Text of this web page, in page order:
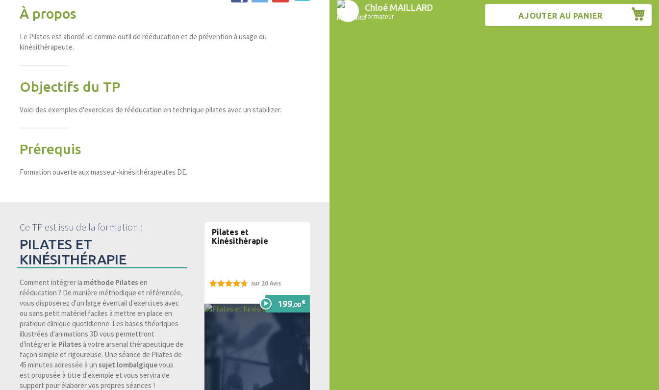
Chloé MAILLARD
formateur AJOUTER AU PANIER
À propos
Le Pilates est abordé ici comme outil de rééducation et de prévention à usage du
kinésithérapeute.
Objectifs du TP
Voici des exemples d'exercices de rééducation en technique pilates avec un stabilizer.
Prérequis
Formation ouverte aux masseur-kinésithérapeutes DE.
Ce TP est issu de la formation :
PILATES ET
KINÉSITHÉRAPIE
Comment intégrer la méthode Pilates en
rééducation ? De manière méthodique et référencée,
vous disposerez d'un large éventail d'exercices avec
ou sans petit matériel faciles à mettre en place en
pratique clinique quotidienne. Les bases théoriques
illustrées d'animations 3D vous permettront
d'intégrer le Pilates à votre arsenal thérapeutique de
façon simple et rigoureuse. Une séance de Pilates de
45 minutes adressée à un sujet lombalgiquevous
est proposée à titre d'exemple et vous servira de
support pour élaborer vos propres séances !
Pilates et
Kinésithérapie
sur 20 Avis
199,00€